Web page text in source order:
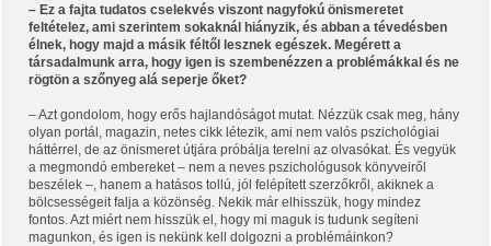
– Ez a fajta tudatos cselekvés viszont nagyfokú önismeretet
feltételez, ami szerintem sokaknál hiányzik, és abban a tévedésben
élnek, hogy majd a másik féltől lesznek egészek. Megérett a
társadalmunk arra, hogy igen is szembenézzen a problémákkal és ne
rögtön a szőnyeg alá seperje őket?
– Azt gondolom, hogy erős hajlandóságot mutat. Nézzük csak meg, hány
olyan portál, magazin, netes cikk létezik, ami nem valós pszichológiai
háttérrel, de az önismeret útjára próbálja terelni az olvasókat. És vegyük
a megmondó embereket – nem a neves pszichológusok könyveiről
beszélek –, hanem a hatásos tollú, jól felépített szerzőkről, akiknek a
bölcsességeit falja a közönség. Nekik már elhisszük, hogy mindez
fontos. Azt miért nem hisszük el, hogy mi maguk is tudunk segíteni
magunkon, és igen is nekünk kell dolgozni a problémáinkon?